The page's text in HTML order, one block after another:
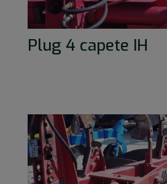
Plug 4 capete IH